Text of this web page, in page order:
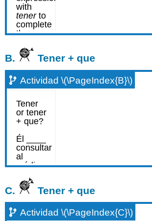
B. Tener + que
Actividad \(\PageIndex{B}\)
C. Tener + que
Actividad \(\PageIndex{C}\)